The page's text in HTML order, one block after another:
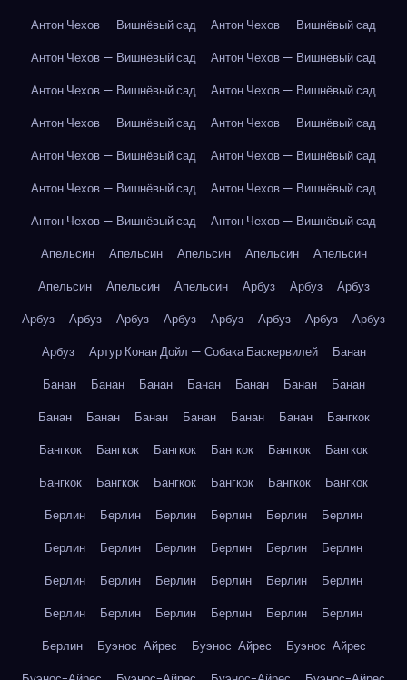
Антон Чехов — Вишнёвый сад
Антон Чехов — Вишнёвый сад
Антон Чехов — Вишнёвый сад
Антон Чехов — Вишнёвый сад
Антон Чехов — Вишнёвый сад
Антон Чехов — Вишнёвый сад
Антон Чехов — Вишнёвый сад
Антон Чехов — Вишнёвый сад
Антон Чехов — Вишнёвый сад
Антон Чехов — Вишнёвый сад
Антон Чехов — Вишнёвый сад
Антон Чехов — Вишнёвый сад
Антон Чехов — Вишнёвый сад
Антон Чехов — Вишнёвый сад
Апельсин
Апельсин Апельсин Апельсин
Апельсин
Апельсин
Апельсин Апельсин Арбуз Арбуз
Арбуз
Арбуз
Арбуз Арбуз Арбуз Арбуз Арбуз Арбуз
Арбуз
Арбуз
Артур Конан Дойл — Собака Баскервилей
Банан
Банан
Банан Банан Банан Банан Банан
Банан
Банан
Банан Банан Банан Банан Банан
Бангкок
Бангкок
Бангкок Бангкок Бангкок Бангкок
Бангкок
Бангкок
Бангкок Бангкок Бангкок Бангкок
Бангкок
Берлин
Берлин Берлин Берлин Берлин
Берлин
Берлин
Берлин Берлин Берлин Берлин
Берлин
Берлин
Берлин Берлин Берлин Берлин
Берлин
Берлин
Берлин Берлин Берлин Берлин
Берлин
Берлин
Буэнос-Айрес Буэнос-Айрес
Буэнос-Айрес